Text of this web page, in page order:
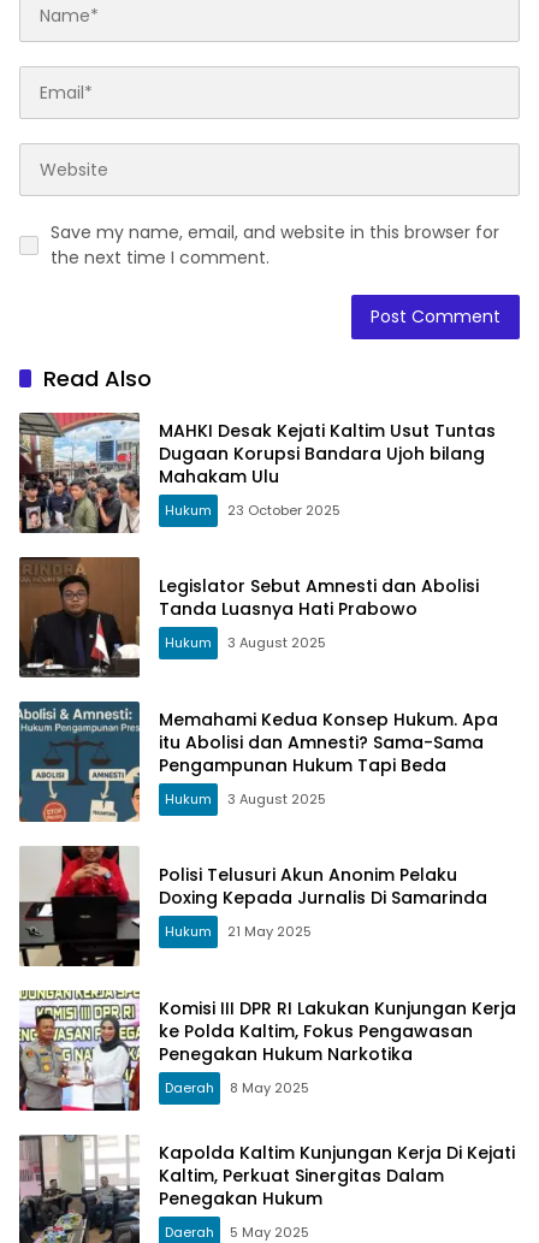
Save my name, email, and website in this browser for
the next time I comment.
Read Also
MAHKI Desak Kejati Kaltim Usut Tuntas
Dugaan Korupsi Bandara Ujoh bilang
Mahakam Ulu
Hukum 23 October 2025
Legislator Sebut Amnesti dan Abolisi
Tanda Luasnya Hati Prabowo
Hukum 3 August 2025
Memahami Kedua Konsep Hukum. Apa
itu Abolisi dan Amnesti? Sama-Sama
Pengampunan Hukum Tapi Beda
Hukum 3 August 2025
Polisi Telusuri Akun Anonim Pelaku
Doxing Kepada Jurnalis Di Samarinda
Hukum 21 May 2025
Komisi III DPR RI Lakukan Kunjungan Kerja
ke Polda Kaltim, Fokus Pengawasan
Penegakan Hukum Narkotika
Daerah 8 May 2025
Kapolda Kaltim Kunjungan Kerja Di Kejati
Kaltim, Perkuat Sinergitas Dalam
Penegakan Hukum
Daerah 5 May 2025